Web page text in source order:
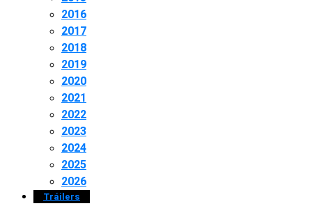
2016
2017
2018
2019
2020
2021
2022
2023
2024
2025
2026
Tráilers